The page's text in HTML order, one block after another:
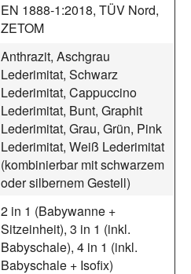
EN 1888‑1:2018, TÜV Nord,
ZETOM
Anthrazit, Aschgrau
Lederimitat, Schwarz
Lederimitat, Cappuccino
Lederimitat, Bunt, Graphit
Lederimitat, Grau, Grün, Pink
Lederimitat, Weiß Lederimitat
(kombinierbar mit schwarzem
oder silbernem Gestell)
2 in 1 (Babywanne +
Sitzeinheit), 3 in 1 (inkl.
Babyschale), 4 in 1 (inkl.
Babyschale + Isofix)